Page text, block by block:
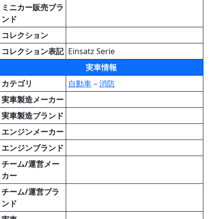
ミニカー販売ブラ
ンド
コレクション
コレクション表記 Einsatz Serie
実車情報
カテゴリ
自動車－消防
実車製造メーカー
実車製造ブランド
エンジンメーカー
エンジンブランド
チーム/運営メー
カー
チーム/運営ブラ
ンド